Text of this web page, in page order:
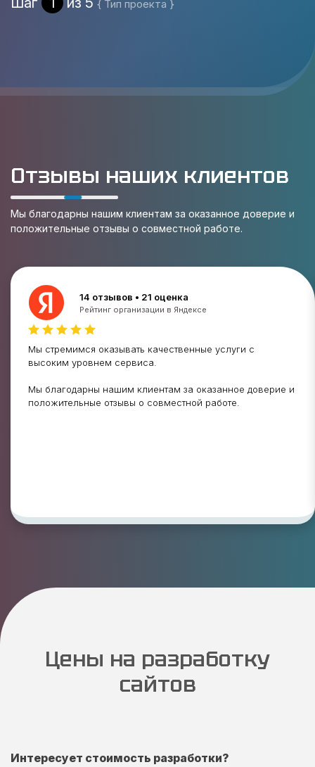
{ Тип проекта }
Отзывы наших клиентов
Мы благодарны нашим клиентам за оказанное доверие и
положительные отзывы о совместной работе.
14 отзывов • 21 оценка
Рейтинг организации в Яндексе
Мы стремимся оказывать качественные услуги с
высоким уровнем сервиса.
Мы благодарны нашим клиентам за оказанное доверие и
положительные отзывы о совместной работе.
Цены на разработку
сайтов
Интересует стоимость разработки?